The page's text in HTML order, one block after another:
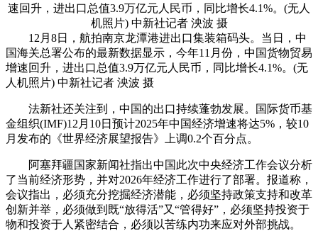
12月8日，航拍南京龙潭港进出口集装箱码头。当日，中
国海关总署公布的最新数据显示，今年11月份，中国货物贸易
增速回升，进出口总值3.9万亿元人民币，同比增长4.1%。(无
人机照片) 中新社记者 泱波 摄
法新社还关注到，中国的出口持续蓬勃发展。国际货币基
金组织(IMF)12月10日预计2025年中国经济增速将达5%，较10
月发布的《世界经济展望报告》上调0.2个百分点。
阿塞拜疆国家新闻社指出中国此次中央经济工作会议分析
了当前经济形势，并对2026年经济工作进行了部署。报道称，
会议指出，必须充分挖掘经济潜能，必须坚持政策支持和改革
创新并举，必须做到既“放得活”又“管得好”，必须坚持投资于
物和投资于人紧密结合，必须以苦练内功来应对外部挑战。